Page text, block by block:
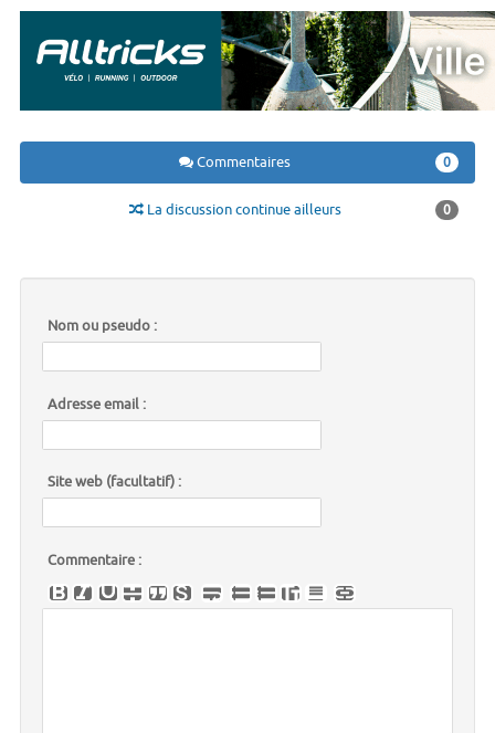
Commentaires 0
La discussion continue ailleurs 0
Nom ou pseudo :
Adresse email :
Site web (facultatif) :
Commentaire :